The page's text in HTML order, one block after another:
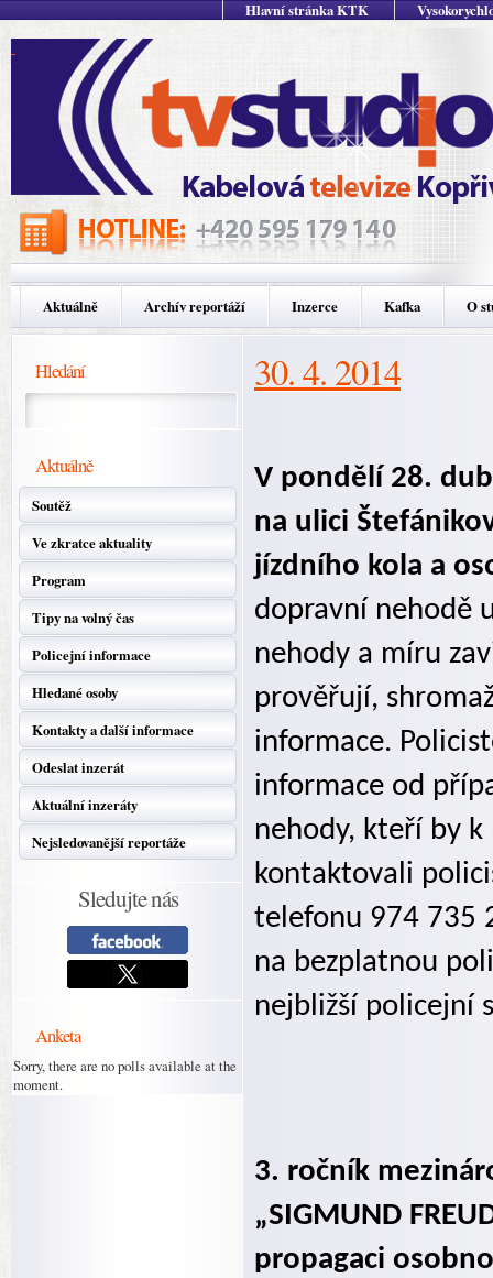
Hlavní stránka KTK
Aktuálně Archív reportáží Inzerce Kafka O
Hledání
Aktuálně
Soutěž
Ve zkratce aktuality
Program
Tipy na volný čas
Policejní informace
Hledané osoby
Kontakty a další informace
Odeslat inzerát
Aktuální inzeráty
Nejsledovanější reportáže
Sledujte nás
Anketa
Sorry, there are no polls available at the
moment.
30. 4. 2014
V pondělí 28.
na ulici
jízdního kola a
dopravní nehodě
nehody a míru
prověřují,
informace.
informace od
nehody, kteří by
kontaktovali
telefonu 974 735
na bezplatnou
nejbližší policejní
3. ročník
„SIGMUND
propagaci